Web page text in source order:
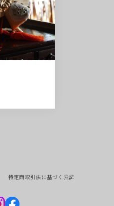
特定商取引法に基づく表記